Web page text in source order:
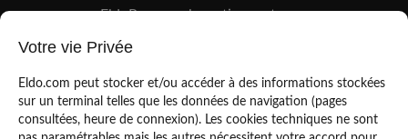
EldoPro pour les artisans et pros
EldoNetwork pour les réseaux, marques et industriels
Votre vie Privée
Eldo.com peut stocker et/ou accéder à des informations stockées
sur un terminal telles que les données de navigation (pages
consultées, heure de connexion). Les cookies techniques ne sont